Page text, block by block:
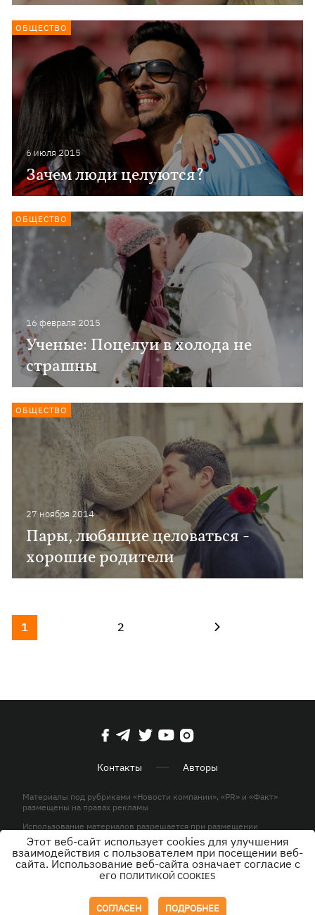
6 июля 2015
Зачем люди целуются?
ОБЩЕСТВО
16 февраля 2015
Ученые: Поцелуи в холода не
страшны
ОБЩЕСТВО
27 ноября 2014
Пары, любящие целоваться -
хорошие родители
ОБЩЕСТВО
1 2
Контакты Авторы
Материалы под рубриками «Новости компании», «PR» и «Факт»
размещены на правах рекламы
Использование материалов разрешается при размещении
активной гиперссылки на KP.UA в первом абзаце.
© ООО «ЮЛАВ МЕДИА»,2026. Все права защищены.
Этот веб-сайт использует cookies для улучшения
взаимодействия с пользователем при посещении веб-
сайта. Использование веб-сайта означает согласие с
его ПОЛИТИКОЙ COOKIES
СОГЛАСЕН ПОДРОБНЕЕ